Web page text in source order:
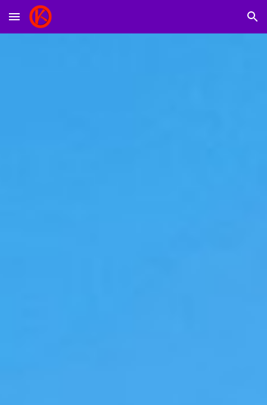
Skip to main content Skip to navigation